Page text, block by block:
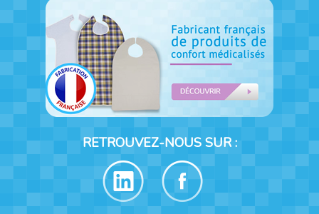
RETROUVEZ-NOUS SUR :